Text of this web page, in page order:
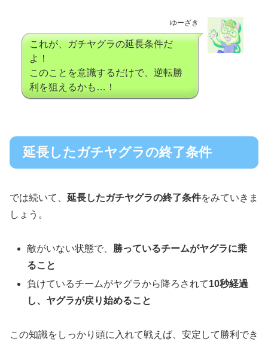
ゆーざき
これが、ガチヤグラの延長条件だ
よ！
このことを意識するだけで、逆転勝
利を狙えるかも…！
延長したガチヤグラの終了条件
では続いて、 延長したガチヤグラの終了条件をみていきま
しょう。
敵がいない状態で、 勝っているチームがヤグラに乗
ること
負けているチームがヤグラから降ろされて10秒経過
し、 ヤグラが戻り始めること
この知識をしっかり頭に入れて戦えば、安定して勝利でき